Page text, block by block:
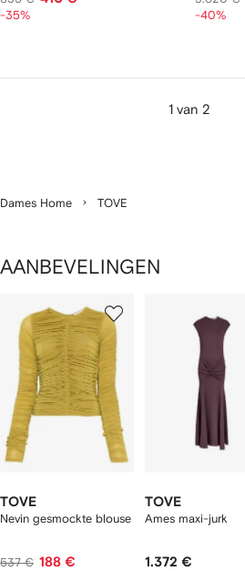
-35% -40%
1 van 2
Dames Home TOVE
AANBEVELINGEN
TOVE
Nevin gesmockte blouse
537 € 188 €
TOVE
Ames maxi-jurk
1.372 €